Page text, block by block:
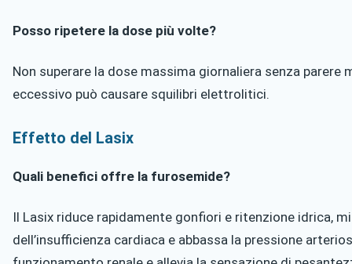
Posso ripetere la dose più volte?
Non superare la dose massima giornaliera senza parere
eccessivo può causare squilibri elettrolitici.
Effetto del Lasix
Quali benefici offre la furosemide?
Il Lasix riduce rapidamente gonfiori e ritenzione idrica,
dell’insufficienza cardiaca e abbassa la pressione